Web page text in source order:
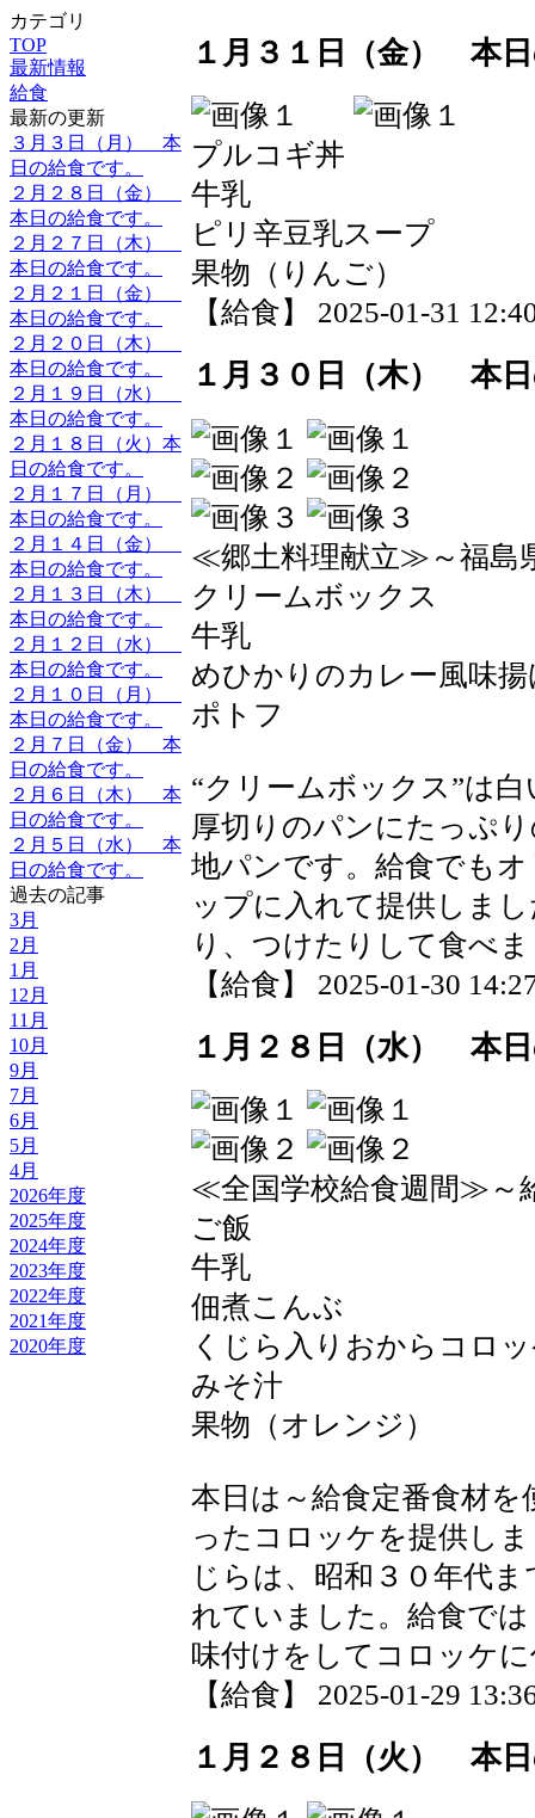
カテゴリ
TOP
最新情報
給食
最新の更新
３月３日（月） 本
日の給食です。
２月２８日（金）
本日の給食です。
２月２７日（木）
本日の給食です。
２月２１日（金）
本日の給食です。
２月２０日（木）
本日の給食です。
２月１９日（水）
本日の給食です。
２月１８日（火）本
日の給食です。
２月１７日（月）
本日の給食です。
２月１４日（金）
本日の給食です。
２月１３日（木）
本日の給食です。
２月１２日（水）
本日の給食です。
２月１０日（月）
本日の給食です。
２月７日（金） 本
日の給食です。
２月６日（木） 本
日の給食です。
２月５日（水） 本
日の給食です。
過去の記事
3月
2月
1月
12月
11月
10月
9月
7月
6月
5月
4月
2026年度
2025年度
2024年度
2023年度
2022年度
2021年度
2020年度
１月３１日（金） 本
プルコギ丼
牛乳
ピリ辛豆乳スープ
果物（りんご）
【給食】 2025-01-31
１月３０日（木） 本
≪郷土料理献立≫～福島
クリームボックス
牛乳
めひかりのカレー風味揚
ポトフ
“クリームボックス”は
厚切りのパンにたっぷ
地パンです。給食でも
ップに入れて提供しま
り、つけたりして食べ
【給食】 2025-01-30
１月２８日（水） 本
≪全国学校給食週間≫～
ご飯
牛乳
佃煮こんぶ
くじら入りおからコロ
みそ汁
果物（オレンジ）
本日は～給食定番食材
ったコロッケを提供し
じらは、昭和３０年代
れていました。給食で
味付けをしてコロッケ
【給食】 2025-01-29
１月２８日（火） 本